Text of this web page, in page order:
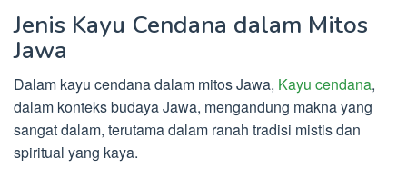
Jenis Kayu Cendana dalam Mitos
Jawa
Dalam kayu cendana dalam mitos Jawa, Kayu cendana,
dalam konteks budaya Jawa, mengandung makna yang
sangat dalam, terutama dalam ranah tradisi mistis dan
spiritual yang kaya.